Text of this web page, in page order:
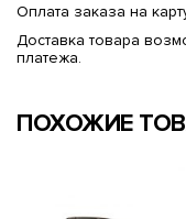
Оплата заказа на
Доставка товара
платежа.
ПОХОЖИЕ